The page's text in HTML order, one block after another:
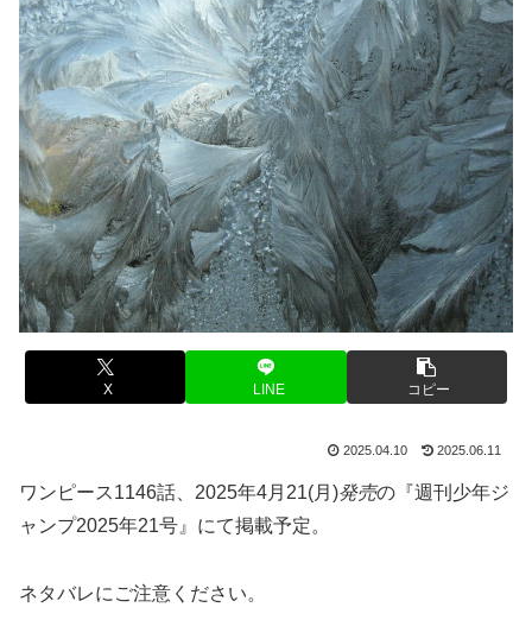
X LINE コピー
2025.04.10 2025.06.11
ワンピース1146話、 2025年4月21(月)発売の『週刊少年ジ
ャンプ2025年21号』にて掲載予定。
ネタバレにご注意ください。